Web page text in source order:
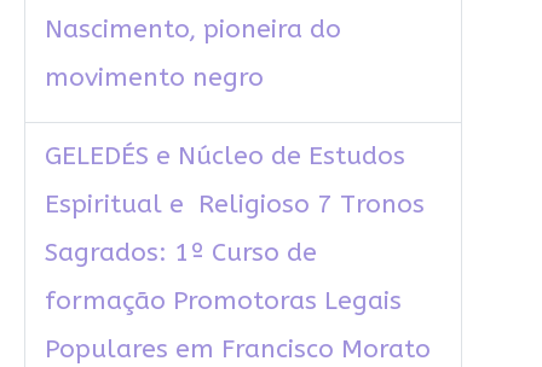
Nascimento, pioneira do
movimento negro
GELEDÉS e Núcleo de Estudos
Espiritual e Religioso 7 Tronos
Sagrados: 1º Curso de
formação Promotoras Legais
Populares em Francisco Morato